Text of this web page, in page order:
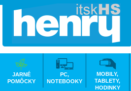
JARNÉ
POMÔCKY
PC,
NOTEBOOKY
MOBILY,
TABLETY,
HODINKY